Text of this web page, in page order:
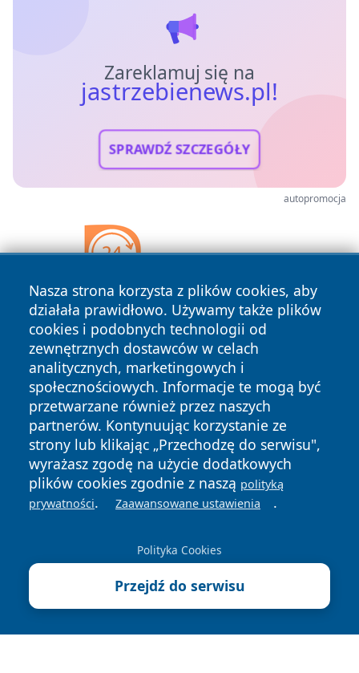
Zareklamuj się na
jastrzebienews.pl!
SPRAWDŹ SZCZEGÓŁY
autopromocja
Nasza strona korzysta z plików cookies, aby
działała prawidłowo. Używamy także plików
cookies i podobnych technologii od
zewnętrznych dostawców w celach
analitycznych, marketingowych i
społecznościowych. Informacje te mogą być
przetwarzane również przez naszych
partnerów. Kontynuując korzystanie ze
strony lub klikając „Przechodzę do serwisu",
wyrażasz zgodę na użycie dodatkowych
plików cookies zgodnie z naszą polityką
prywatności. Zaawansowane ustawienia .
Polityka Cookies
Przejdź do serwisu
Copyright © 2026 jastrzebienews.pl Wszystkie prawa
zastrzeżone.
Prywatności